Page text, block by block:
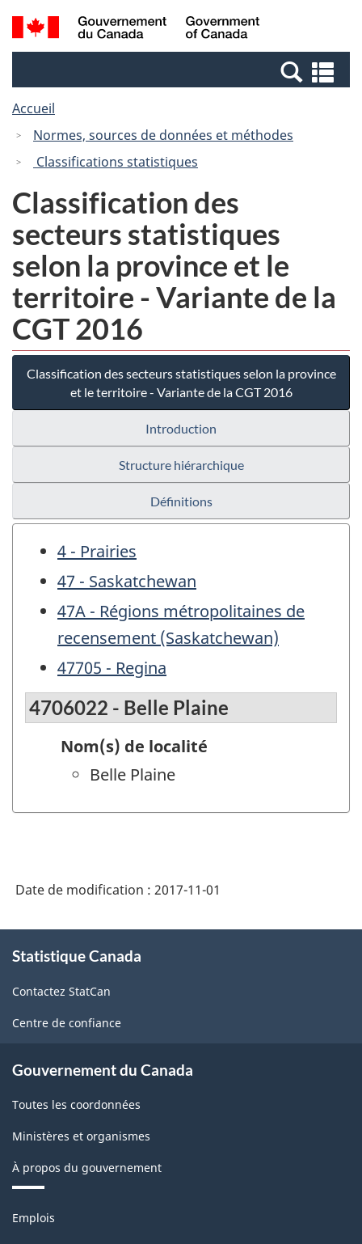
Passer
au
Passer
à
Canada
Recherche
et
et
Accueil
Normes, sources de données et méthodes
Classifications statistiques
Classification des
secteurs statistiques
selon la province et le
territoire - Variante de la
CGT 2016
Classification des secteurs statistiques selon la province
et le territoire - Variante de la CGT 2016
Introduction
Structure hiérarchique
Définitions
4 - Prairies
47 - Saskatchewan
47A - Régions métropolitaines de
recensement (Saskatchewan)
47705 - Regina
4706022 - Belle Plaine
Nom(s) de localité
Belle Plaine
Date de modification : 2017-11-01
propos
ce
site
Statistique Canada
Contactez StatCan
Centre de confiance
Gouvernement du Canada
Toutes les coordonnées
Ministères et organismes
À propos du gouvernement
Thèmes
Emplois